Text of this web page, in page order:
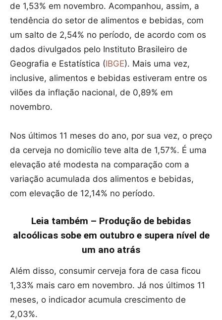
de 1,53% em novembro. Acompanhou, assim, a
tendência do setor de alimentos e bebidas, com
um salto de 2,54% no período, de acordo com os
dados divulgados pelo Instituto Brasileiro de
Geografia e Estatística (IBGE). Mais uma vez,
inclusive, alimentos e bebidas estiveram entre os
vilões da inflação nacional, de 0,89% em
novembro.
Nos últimos 11 meses do ano, por sua vez, o preço
da cerveja no domicílio teve alta de 1,57%. É uma
elevação até modesta na comparação com a
variação acumulada dos alimentos e bebidas,
com elevação de 12,14% no período.
Leia também – Produção de bebidas
alcoólicas sobe em outubro e supera nível de
um ano atrás
Além disso, consumir cerveja fora de casa ficou
1,33% mais caro em novembro. Já nos últimos 11
meses, o indicador acumula crescimento de
2,03%.